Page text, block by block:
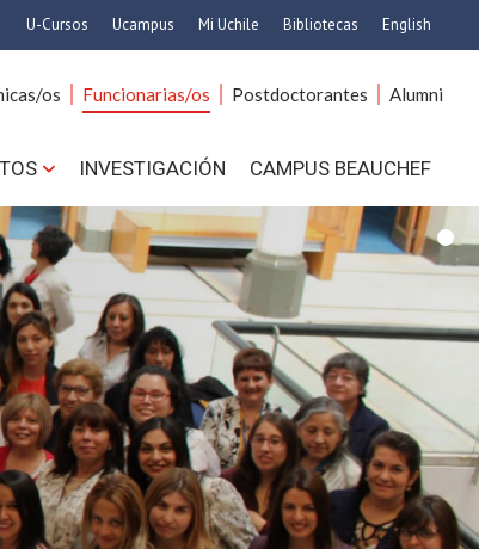
Cs. Agronómicas
y Pecuarias
Comunicación e Imagen
Economía y Negocios
Gobierno
Odontología
en Educación
Estudios Internacionales
Tecnología de
Bachillerato
Hospital Clínico
U-Cursos Ucampus Mi Uchile Bibliotecas English
os Funcionarias/os Postdoctorantes Alumni
INVESTIGACIÓN CAMPUS BEAUCHEF
1